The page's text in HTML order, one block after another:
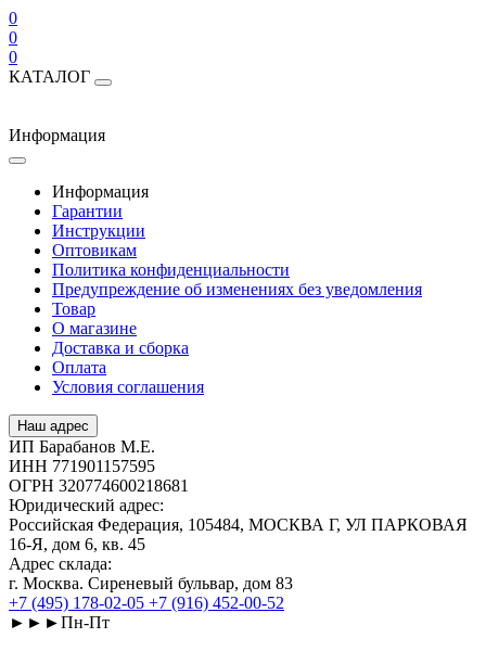
0
0
0
КАТАЛОГ
Информация
Информация
Гарантии
Инструкции
Оптовикам
Политика конфиденциальности
Предупреждение об изменениях без уведомления
Товар
О магазине
Доставка и сборка
Оплата
Условия соглашения
Наш адрес
ИП Барабанов М.Е.
ИНН 771901157595
ОГРН 320774600218681
Юридический адрес:
Российская Федерация, 105484, МОСКВА Г, УЛ ПАРКОВАЯ
16-Я, дом 6, кв. 45
Адрес склада:
г. Москва. Сиреневый бульвар, дом 83
+7 (495) 178-02-05 +7 (916) 452-00-52
►►►Пн-Пт